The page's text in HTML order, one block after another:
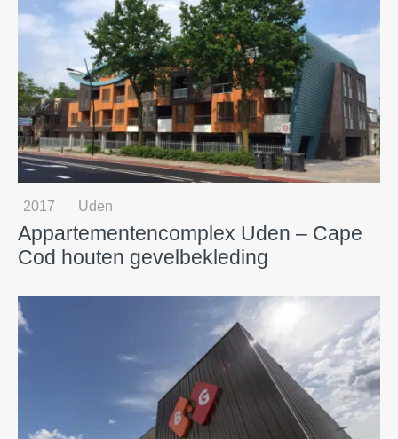
2017 Uden
Appartementencomplex Uden – Cape
Cod houten gevelbekleding